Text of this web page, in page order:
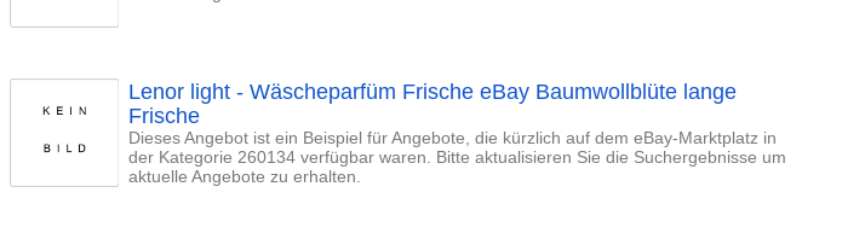
Lenor light - Wäscheparfüm Frische eBay Baumwollblüte lange
Frische
Dieses Angebot ist ein Beispiel für Angebote, die kürzlich auf dem eBay-Marktplatz in
der Kategorie 260134 verfügbar waren. Bitte aktualisieren Sie die Suchergebnisse um
aktuelle Angebote zu erhalten.